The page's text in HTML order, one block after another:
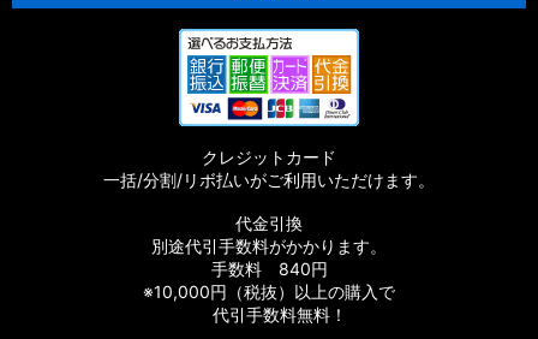
クレジットカード
一括/分割/リボ払いがご利用いただけます。
代金引換
別途代引手数料がかかります。
手数料 840円
※10,000円（税抜）以上の購入で
代引手数料無料！